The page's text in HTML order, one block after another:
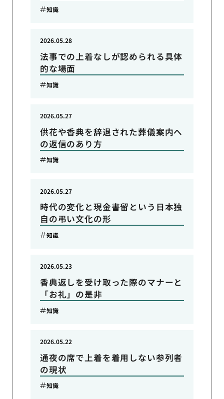
知識
法事での上着なしが認められる具体
的な場面
2026.05.28
知識
供花や香典を辞退された葬儀案内へ
の返信のあり方
2026.05.27
知識
時代の変化と現金書留という日本独
自の弔い文化の形
2026.05.27
知識
香典返しを受け取った際のマナーと
「お礼」の是非
2026.05.23
知識
通夜の席で上着を着用しない参列者
の現状
2026.05.22
知識